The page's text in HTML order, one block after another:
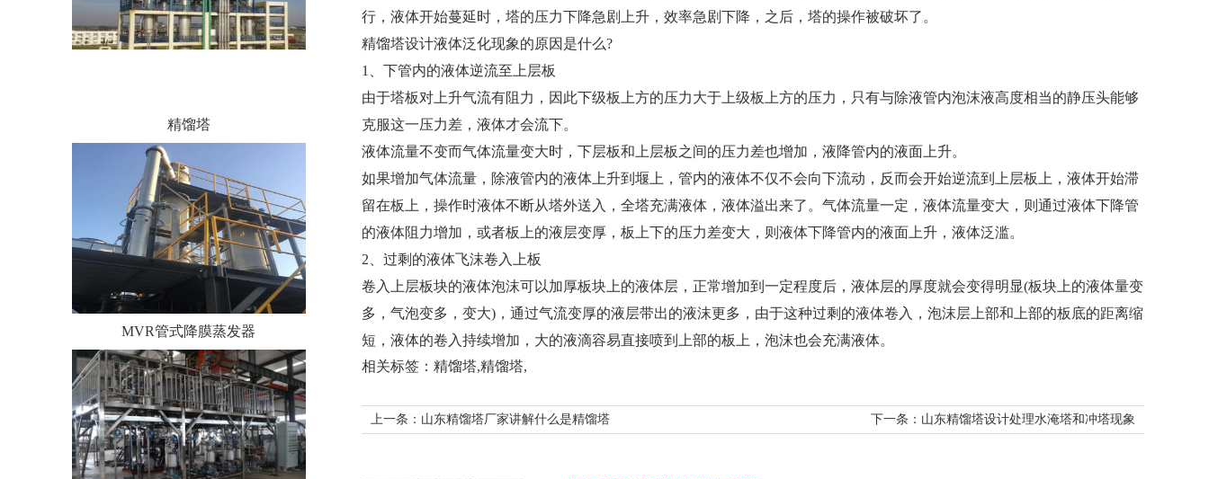
精馏塔
MVR管式降膜蒸发器
行，液体开始蔓延时，塔的压力下降急剧上升，效率急剧下降，之后，塔的操作被破坏了。
精馏塔设计液体泛化现象的原因是什么?
1、下管内的液体逆流至上层板
由于塔板对上升气流有阻力，因此下级板上方的压力大于上级板上方的压力，只有与除液管内泡沫液高度相当的静压头能够
克服这一压力差，液体才会流下。
液体流量不变而气体流量变大时，下层板和上层板之间的压力差也增加，液降管内的液面上升。
如果增加气体流量，除液管内的液体上升到堰上，管内的液体不仅不会向下流动，反而会开始逆流到上层板上，液体开始滞
留在板上，操作时液体不断从塔外送入，全塔充满液体，液体溢出来了。气体流量一定，液体流量变大，则通过液体下降管
的液体阻力增加，或者板上的液层变厚，板上下的压力差变大，则液体下降管内的液面上升，液体泛滥。
2、过剩的液体飞沫卷入上板
卷入上层板块的液体泡沫可以加厚板块上的液体层，正常增加到一定程度后，液体层的厚度就会变得明显(板块上的液体量变
多，气泡变多，变大)，通过气流变厚的液层带出的液沫更多，由于这种过剩的液体卷入，泡沫层上部和上部的板底的距离缩
短，液体的卷入持续增加，大的液滴容易直接喷到上部的板上，泡沫也会充满液体。
相关标签： 精馏塔,精馏塔,
上一条： 山东精馏塔厂家讲解什么是精馏塔 下一条： 山东精馏塔设计处理水淹塔和冲塔现象